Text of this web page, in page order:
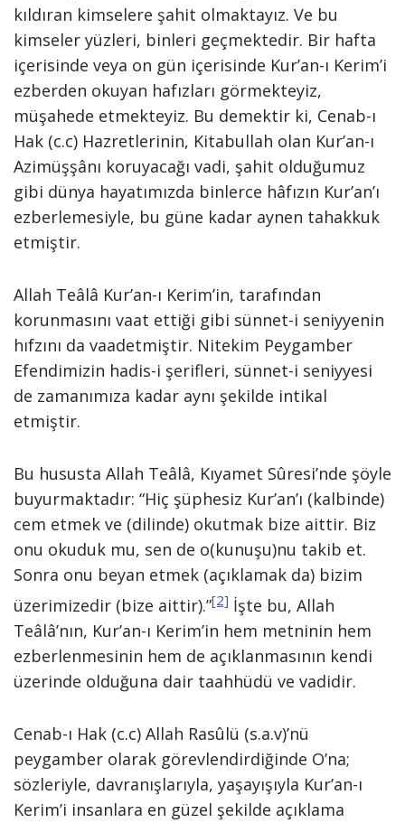
kıldıran kimselere şahit olmaktayız. Ve bu
kimseler yüzleri, binleri geçmektedir. Bir hafta
içerisinde veya on gün içerisinde Kur’an-ı Kerim’i
ezberden okuyan hafızları görmekteyiz,
müşahede etmekteyiz. Bu demektir ki, Cenab-ı
Hak (c.c) Hazretlerinin, Kitabullah olan Kur’an-ı
Azimüşşânı koruyacağı vadi, şahit olduğumuz
gibi dünya hayatımızda binlerce hâfızın Kur’an’ı
ezberlemesiyle, bu güne kadar aynen tahakkuk
etmiştir.
Allah Teâlâ Kur’an-ı Kerim’in, tarafından
korunmasını vaat ettiği gibi sünnet-i seniyyenin
hıfzını da vaadetmiştir. Nitekim Peygamber
Efendimizin hadis-i şerifleri, sünnet-i seniyyesi
de zamanımıza kadar aynı şekilde intikal
etmiştir.
Bu hususta Allah Teâlâ, Kıyamet Sûresi’nde şöyle
buyurmaktadır: “Hiç şüphesiz Kur’an’ı (kalbinde)
cem etmek ve (dilinde) okutmak bize aittir. Biz
onu okuduk mu, sen de o(kunuşu)nu takib et.
Sonra onu beyan etmek (açıklamak da) bizim
üzerimizedir (bize aittir).”[2] İşte bu, Allah
Teâlâ’nın, Kur’an-ı Kerim’in hem metninin hem
ezberlenmesinin hem de açıklanmasının kendi
üzerinde olduğuna dair taahhüdü ve vadidir.
Cenab-ı Hak (c.c) Allah Rasûlü (s.a.v)’nü
peygamber olarak görevlendirdiğinde O’na;
sözleriyle, davranışlarıyla, yaşayışıyla Kur’an-ı
Kerim’i insanlara en güzel şekilde açıklama